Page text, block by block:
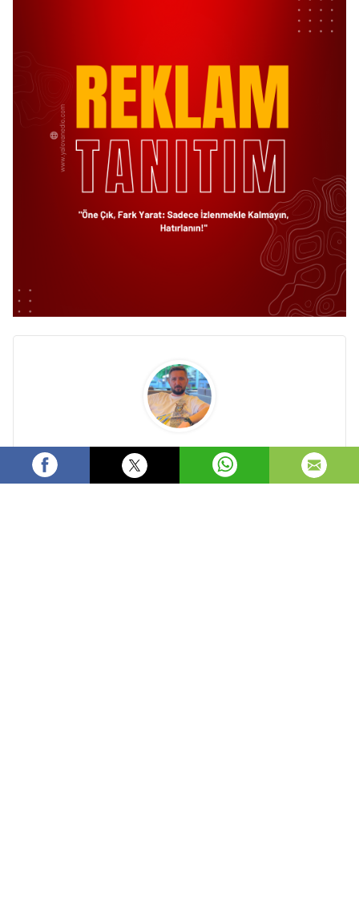
Fikret MAZI
Takip et